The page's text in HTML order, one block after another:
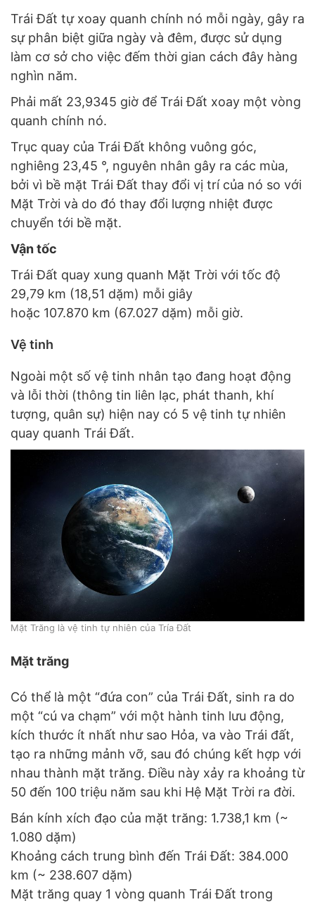
Trái Đất tự xoay quanh chính nó mỗi ngày, gây ra
sự phân biệt giữa ngày và đêm, được sử dụng
làm cơ sở cho việc đếm thời gian cách đây hàng
nghìn năm.
Phải mất 23,9345 giờ để Trái Đất xoay một vòng
quanh chính nó.
Trục quay của Trái Đất không vuông góc,
nghiêng 23,45 °, nguyên nhân gây ra các mùa,
bởi vì bề mặt Trái Đất thay đổi vị trí của nó so với
Mặt Trời và do đó thay đổi lượng nhiệt được
chuyển tới bề mặt.
Vận tốc
Trái Đất quay xung quanh Mặt Trời với tốc độ
29,79 km (18,51 dặm) mỗi giây
hoặc 107.870 km (67.027 dặm) mỗi giờ.
Vệ tinh
Ngoài một số vệ tinh nhân tạo đang hoạt động
và lỗi thời (thông tin liên lạc, phát thanh, khí
tượng, quân sự) hiện nay có 5 vệ tinh tự nhiên
quay quanh Trái Đất.
Mặt Trăng là vệ tinh tự nhiên của Tría Đất
Mặt trăng
Có thể là một “đứa con” của Trái Đất, sinh ra do
một “cú va chạm” với một hành tinh lưu động,
kích thước ít nhất như sao Hỏa, va vào Trái đất,
tạo ra những mảnh vỡ, sau đó chúng kết hợp với
nhau thành mặt trăng. Điều này xảy ra khoảng từ
50 đến 100 triệu năm sau khi Hệ Mặt Trời ra đời.
Bán kính xích đạo của mặt trăng: 1.738,1 km (~
1.080 dặm)
Khoảng cách trung bình đến Trái Đất: 384.000
km (~ 238.607 dặm)
Mặt trăng quay 1 vòng quanh Trái Đất trong